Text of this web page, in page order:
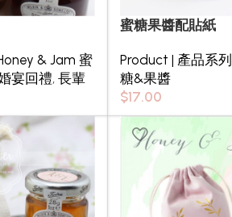
& Jam 蜜
宴回禮, 長輩
蜜糖果醬配貼紙
Product | 產品系列
糖&果醬
$17.00